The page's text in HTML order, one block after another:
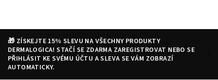
🎁 ZÍSKEJTE 15% SLEVU NA VŠECHNY PRODUKTY
DERMALOGICA! STAČÍ SE ZDARMA ZAREGISTROVAT NEBO SE
PŘIHLÁSIT KE SVÉMU ÚČTU A SLEVA SE VÁM ZOBRAZÍ
AUTOMATICKY.